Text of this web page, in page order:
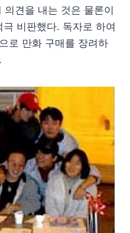
견을 내는 것은 물론이
비판했다. 독자로 하여
로 만화 구매를 장려하